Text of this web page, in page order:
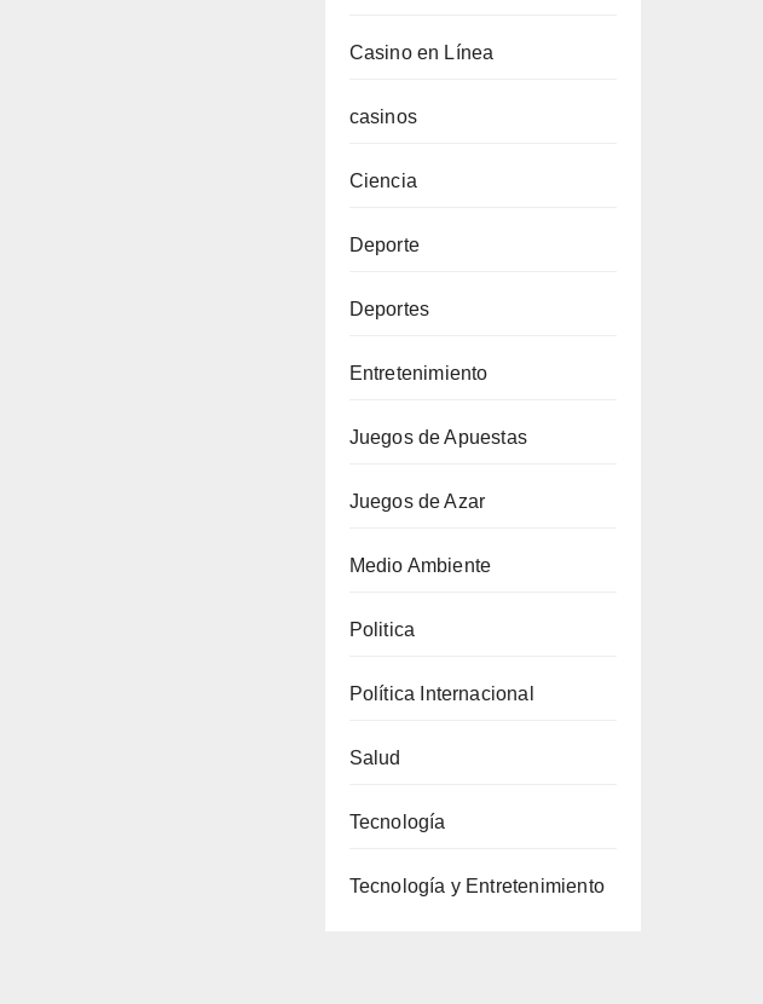
Casino en Línea
casinos
Ciencia
Deporte
Deportes
Entretenimiento
Juegos de Apuestas
Juegos de Azar
Medio Ambiente
Politica
Política Internacional
Salud
Tecnología
Tecnología y Entretenimiento